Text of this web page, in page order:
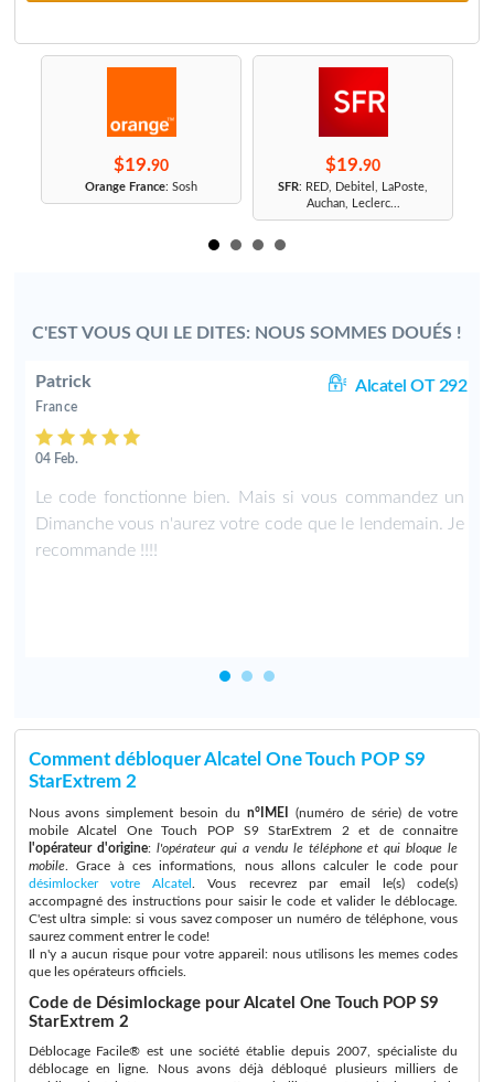
$19.90
Orange France: Sosh
$19.90
SFR: RED, Debitel, LaPoste,
Auchan, Leclerc...
C'EST VOUS QUI LE DITES: NOUS SOMMES DOUÉS !
Patrick Alcatel OT 292
France
04 Feb.
Le code fonctionne bien. Mais si vous commandez un
Dimanche vous n'aurez votre code que le lendemain. Je
recommande !!!!
Comment débloquer Alcatel One Touch POP S9
StarExtrem 2
Nous avons simplement besoin du n°IMEI
(numéro de série) de votre
mobile Alcatel One Touch POP S9 StarExtrem 2 et de connaitre
l'opérateur d'origine: l'opérateur qui a vendu le téléphone et qui bloque le
mobile. Grace à ces informations, nous allons calculer le code pour
désimlocker votre Alcatel
. Vous recevrez par email le(s) code(s)
accompagné des instructions pour saisir le code et valider le déblocage.
C'est ultra simple: si vous savez composer un numéro de téléphone, vous
saurez comment entrer le code!
Il n'y a aucun risque pour votre appareil: nous utilisons les memes codes
que les opérateurs officiels.
Code de Désimlockage pour Alcatel One Touch POP S9
StarExtrem 2
Déblocage Facile® est une société établie depuis 2007, spécialiste du
déblocage en ligne. Nous avons déjà débloqué plusieurs milliers de